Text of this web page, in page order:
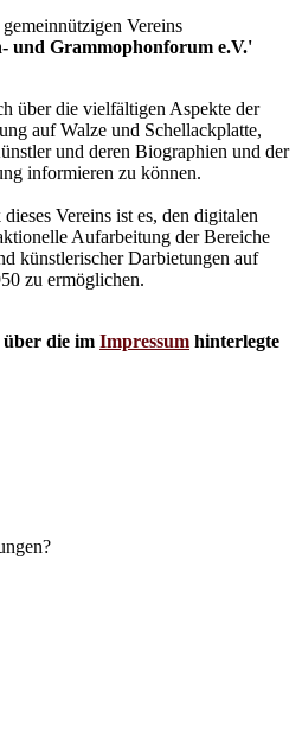
Vereins
und Grammophonforum e.V.'
über die vielfältigen Aspekte der
auf Walze und Schellackplatte,
und deren Biographien und der
informieren zu können.
Vereins ist es, den digitalen
Aufarbeitung der Bereiche
künstlerischer Darbietungen auf
zu ermöglichen.
die im Impressum hinterlegte